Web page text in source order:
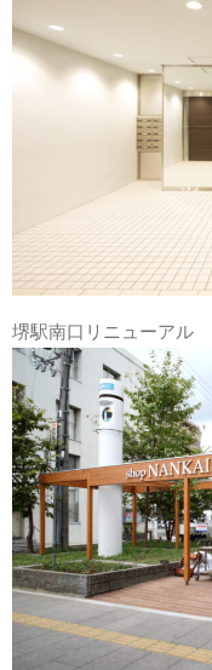
堺駅南口リニューアル